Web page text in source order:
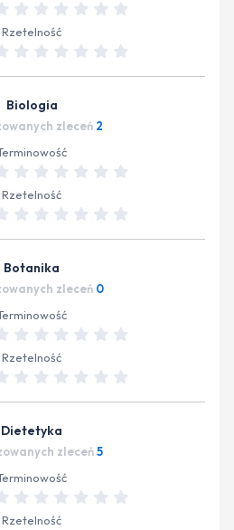
Rzetelność
Biologia
zleceń 2
Rzetelność
Botanika
zleceń 0
Rzetelność
Dietetyka
zleceń5
Rzetelność